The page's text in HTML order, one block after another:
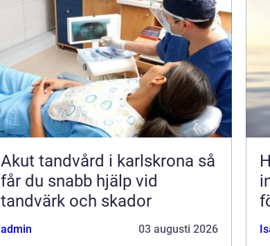
Akut tandvård i karlskrona så
får du snabb hjälp vid
tandvärk och skador
admin 03 augusti 2026